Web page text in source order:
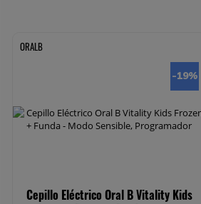
ORALB
-19%
Cepillo Eléctrico Oral B Vitality Kids